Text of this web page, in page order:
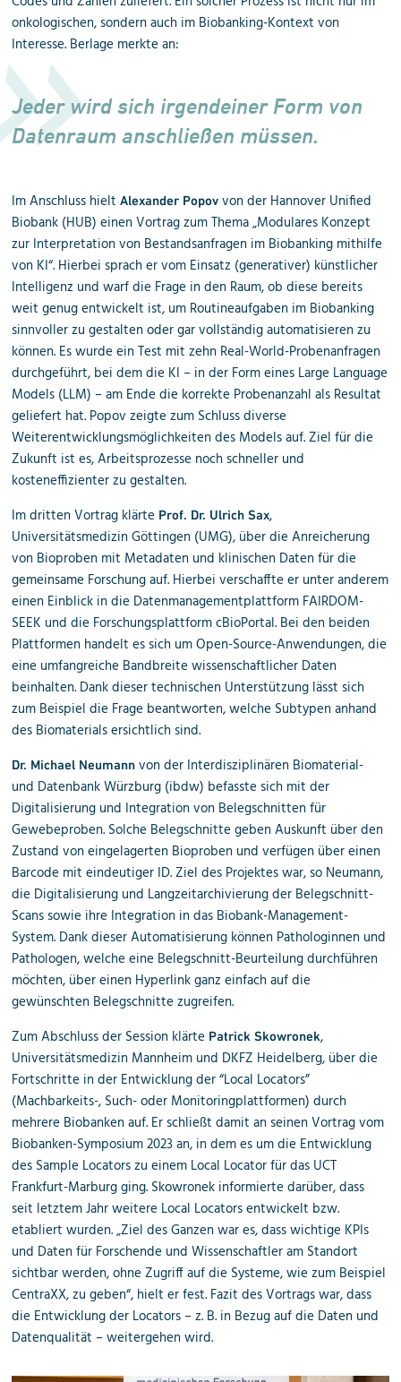
onkologischen, sondern auch im Biobanking-Kontext von
Interesse. Berlage merkte an:
Jeder wird sich irgendeiner Form von
Datenraum anschließen müssen.
Im Anschluss hieltAlexander Popov von der Hannover Unified
Biobank (HUB) einen Vortrag zum Thema „Modulares Konzept
zur Interpretation von Bestandsanfragen im Biobanking mithilfe
von KI“. Hierbei sprach er vom Einsatz (generativer) künstlicher
Intelligenz und warf die Frage in den Raum, ob diese bereits
weit genug entwickelt ist, um Routineaufgaben im Biobanking
sinnvoller zu gestalten oder gar vollständig automatisieren zu
können. Es wurde ein Test mit zehn Real-World-Probenanfragen
durchgeführt, bei dem die KI – in der Form eines Large Language
Models (LLM) – am Ende die korrekte Probenanzahl als Resultat
geliefert hat. Popov zeigte zum Schluss diverse
Weiterentwicklungsmöglichkeiten des Models auf. Ziel für die
Zukunft ist es, Arbeitsprozesse noch schneller und
kosteneffizienter zu gestalten.
Im dritten Vortrag klärte Prof. Dr. Ulrich Sax,
Universitätsmedizin Göttingen (UMG), über die Anreicherung
von Bioproben mit Metadaten und klinischen Daten für die
gemeinsame Forschung auf. Hierbei verschaffte er unter anderem
einen Einblick in die Datenmanagementplattform FAIRDOM-
SEEK und die Forschungsplattform cBioPortal. Bei den beiden
Plattformen handelt es sich um Open-Source-Anwendungen, die
eine umfangreiche Bandbreite wissenschaftlicher Daten
beinhalten. Dank dieser technischen Unterstützung lässt sich
zum Beispiel die Frage beantworten, welche Subtypen anhand
des Biomaterials ersichtlich sind.
Dr. Michael Neumann von der Interdisziplinären Biomaterial-
und Datenbank Würzburg (ibdw) befasste sich mit der
Digitalisierung und Integration von Belegschnitten für
Gewebeproben. Solche Belegschnitte geben Auskunft über den
Zustand von eingelagerten Bioproben und verfügen über einen
Barcode mit eindeutiger ID. Ziel des Projektes war, so Neumann,
die Digitalisierung und Langzeitarchivierung der Belegschnitt-
Scans sowie ihre Integration in das Biobank-Management-
System. Dank dieser Automatisierung können Pathologinnen und
Pathologen, welche eine Belegschnitt-Beurteilung durchführen
möchten, über einen Hyperlink ganz einfach auf die
gewünschten Belegschnitte zugreifen.
Zum Abschluss der Session klärte Patrick Skowronek,
Universitätsmedizin Mannheim und DKFZ Heidelberg, über die
Fortschritte in der Entwicklung der “Local Locators”
(Machbarkeits-, Such- oder Monitoringplattformen) durch
mehrere Biobanken auf. Er schließt damit an seinen Vortrag vom
Biobanken-Symposium 2023 an, in dem es um die Entwicklung
des Sample Locators zu einem Local Locator für das UCT
Frankfurt-Marburg ging. Skowronek informierte darüber, dass
seit letztem Jahr weitere Local Locators entwickelt bzw.
etabliert wurden. „Ziel des Ganzen war es, dass wichtige KPIs
und Daten für Forschende und Wissenschaftler am Standort
sichtbar werden, ohne Zugriff auf die Systeme, wie zum Beispiel
CentraXX, zu geben“, hielt er fest. Fazit des Vortrags war, dass
die Entwicklung der Locators – z. B. in Bezug auf die Daten und
Datenqualität – weitergehen wird.